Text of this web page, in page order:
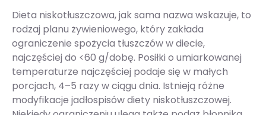
Dieta niskotłuszczowa, jak sama nazwa wskazuje, to
rodzaj planu żywieniowego, który zakłada
ograniczenie spożycia tłuszczów w diecie,
najczęściej do <60 g/dobę. Posiłki o umiarkowanej
temperaturze najczęściej podaje się w małych
porcjach, 4–5 razy w ciągu dnia. Istnieją różne
modyfikacje jadłospisów diety niskotłuszczowej.